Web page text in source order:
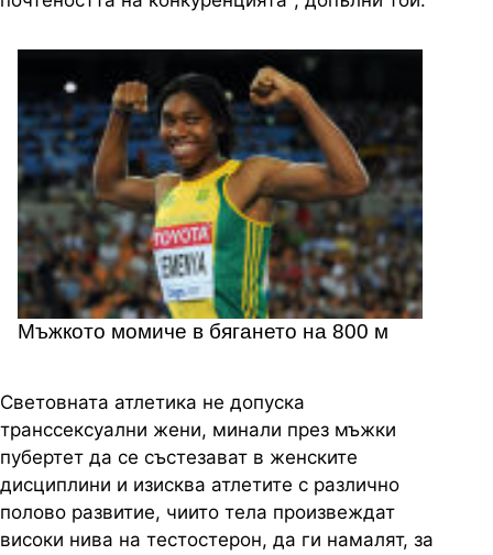
Мъжкото момиче в бягането на 800 м
Световната атлетика не допуска
транссексуални жени, минали през мъжки
пубертет да се състезават в женските
дисциплини и изисква атлетите с различно
полово развитие, чиито тела произвеждат
високи нива на тестостерон, да ги намалят, за